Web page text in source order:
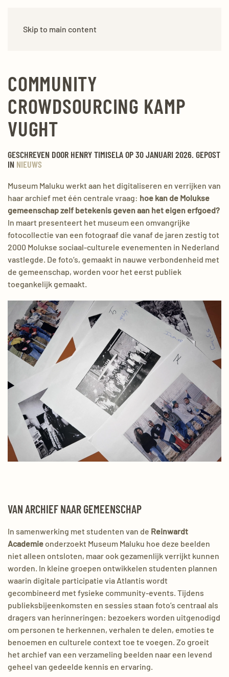
Skip to main content
COMMUNITY
CROWDSOURCING KAMP
VUGHT
GESCHREVEN DOOR HENRY TIMISELA OP 30 JANUARI 2026. GEPOST
IN NIEUWS
Museum Maluku werkt aan het digitaliseren en verrijken van
haar archief met één centrale vraag: hoe kan de Molukse
gemeenschap zelf betekenis geven aan het eigen erfgoed?
In maart presenteert het museum een omvangrijke
fotocollectie van een fotograaf die vanaf de jaren zestig tot
2000 Molukse sociaal-culturele evenementen in Nederland
vastlegde. De foto’s, gemaakt in nauwe verbondenheid met
de gemeenschap, worden voor het eerst publiek
toegankelijk gemaakt.
VAN ARCHIEF NAAR GEMEENSCHAP
In samenwerking met studenten van de Reinwardt
Academie onderzoekt Museum Maluku hoe deze beelden
niet alleen ontsloten, maar ook gezamenlijk verrijkt kunnen
worden. In kleine groepen ontwikkelen studenten plannen
waarin digitale participatie via Atlantis wordt
gecombineerd met fysieke community-events. Tijdens
publieksbijeenkomsten en sessies staan foto’s centraal als
dragers van herinneringen: bezoekers worden uitgenodigd
om personen te herkennen, verhalen te delen, emoties te
benoemen en culturele context toe te voegen. Zo groeit
het archief van een verzameling beelden naar een levend
geheel van gedeelde kennis en ervaring.